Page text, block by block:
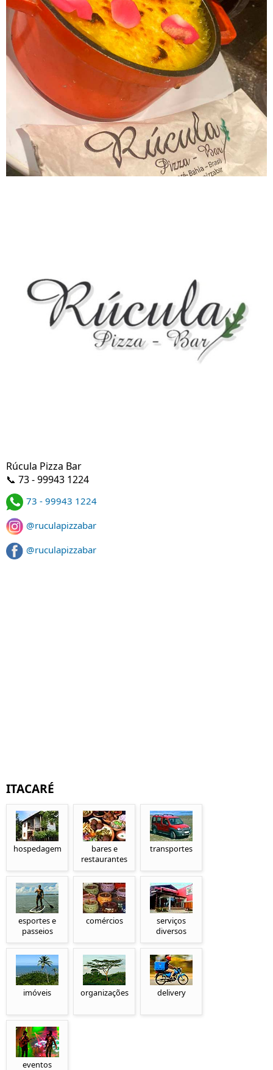
Rúcula Pizza Bar
📞 73 - 99943 1224
73 - 99943 1224
@ruculapizzabar
@ruculapizzabar
ITACARÉ
hospedagem
bares e
restaurantes
transportes
esportes e
passeios
comércios
serviços
diversos
imóveis organizações delivery
eventos